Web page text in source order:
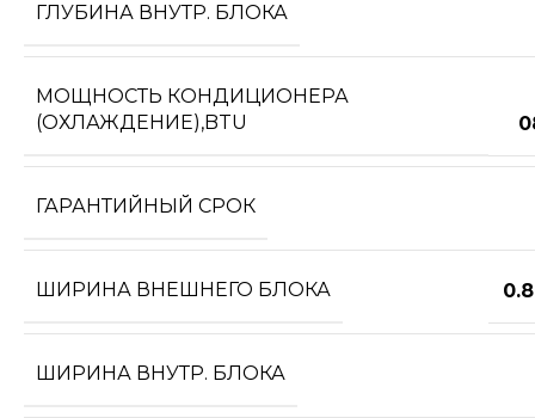
ГЛУБИНА ВНУТР. БЛОКА
МОЩНОСТЬ КОНДИЦИОНЕРА
(ОХЛАЖДЕНИЕ),BTU
ГАРАНТИЙНЫЙ СРОК
ШИРИНА ВНЕШНЕГО БЛОКА
ШИРИНА ВНУТР. БЛОКА